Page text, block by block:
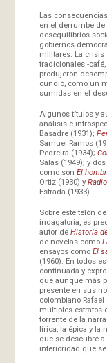
Las
en el derrumbe
desequilibrios
gobiernos
militares. La crisis
tradicionales -
produjeron
cundió, como un
sumidas en el
Algunos títulos y
análisis e
Basadre (1931);
Samuel Ramos
Pedreira (1934);
Salas (1949); y
como son El
Ortiz (1930) y
Estrada (1933).
Sobre este telón
indagatoria, es
autor de Historia
de novelas como
ensayos como El
(1960). En todos
continuada y
que aunque más
presente en sus
colombiano Rafael
múltiples estratos
torrente de la
lírica, la épica y la
que se descubre
interioridad que